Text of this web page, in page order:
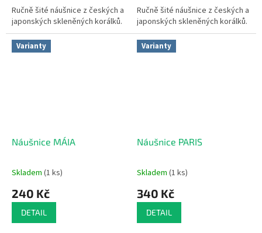
Ručně šité náušnice z českých a
japonských skleněných korálků.
Ručně šité náušnice z českých a
japonských skleněných korálků.
Varianty
Náušnice MÁIA
Skladem (1 ks)
240 Kč
DETAIL
Varianty
Náušnice PARIS
Skladem (1 ks)
340 Kč
DETAIL